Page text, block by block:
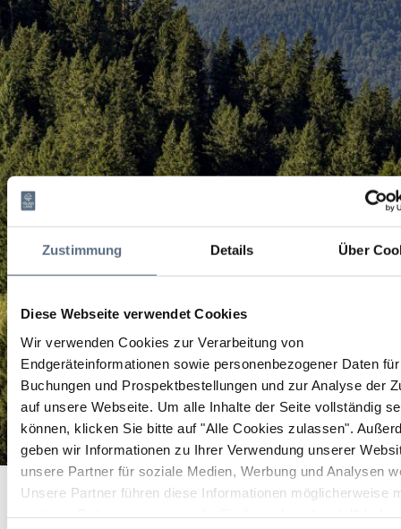
Zustimmung Details Über
Diese Webseite verwendet Cookies
Wir verwenden Cookies zur Verarbeitung von
Endgeräteinformationen sowie personenbezogener Daten
Buchungen und Prospektbestellungen und zur Analyse der
auf unsere Webseite. Um alle Inhalte der Seite vollständig
können, klicken Sie bitte auf "Alle Cookies zulassen".
geben wir Informationen zu Ihrer Verwendung unserer
unsere Partner für soziale Medien, Werbung und Analysen
Unsere Partner führen diese Informationen möglicherweise
Lenggrieser Kräuterpfad am Dorfbach